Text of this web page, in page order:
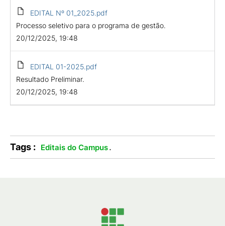
EDITAL Nº 01_2025.pdf
Processo seletivo para o programa de gestão.
20/12/2025, 19:48
EDITAL 01-2025.pdf
Resultado Preliminar.
20/12/2025, 19:48
Tags : Editais do Campus.